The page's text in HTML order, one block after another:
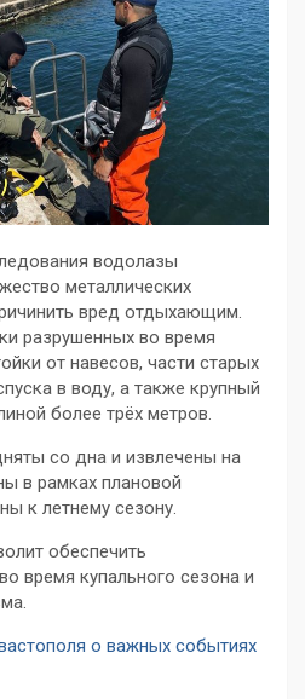
водолазы
металлических
вред отдыхающим.
разрушенных во время
от навесов, части старых
в воду, а также крупный
более трёх метров.
со дна и извлечены на
в рамках плановой
к летнему сезону.
обеспечить
время купального сезона и
о важных событиях